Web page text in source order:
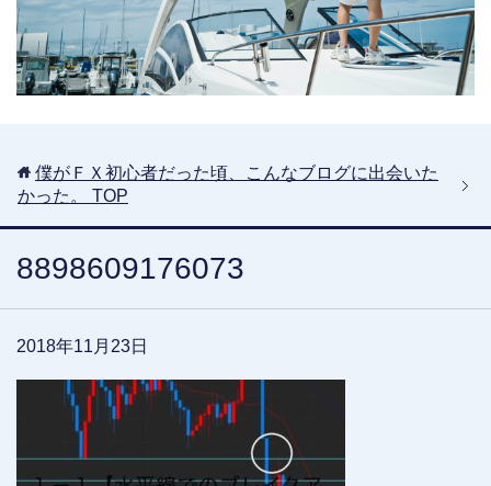
僕がＦＸ初心者だった頃、こんなブログに出会いた
かった。
TOP
8898609176073
2018年11月23日